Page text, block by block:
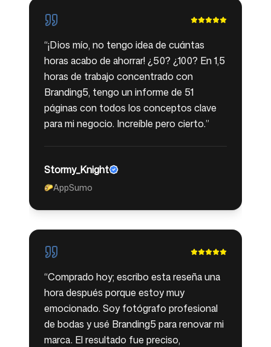
“¡Dios mío, no tengo idea de cuántas
horas acabo de ahorrar! ¿50? ¿100? En 1,5
horas de trabajo concentrado con
Branding5, tengo un informe de 51
páginas con todos los conceptos clave
para mi negocio. Increíble pero cierto.”
Stormy_Knight
🌮AppSumo
“Comprado hoy; escribo esta reseña una
hora después porque estoy muy
emocionado. Soy fotógrafo profesional
de bodas y usé Branding5 para renovar mi
marca. El resultado fue preciso,